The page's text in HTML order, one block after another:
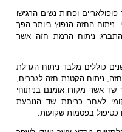
ופחות נשים הרגישו
החזה הנפוץ ביותר הפך
התברג ניתוח הרמת חזה אשר
כוללים מלבד ניתוח הגדלת
ניתוח הקטנת חזה לגברים,
שד אשר מקורו אומנם בניתוחי
לאחר כריתת שד הנובעת
כטיפול בפטמות שקועות.